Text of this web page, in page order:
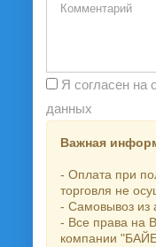
данных
Важная
- Оплата при
торговля не
- Самовывоз из
- Все права на
компании